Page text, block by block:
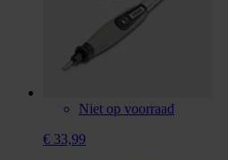
Niet op voorraad
€ 33,99